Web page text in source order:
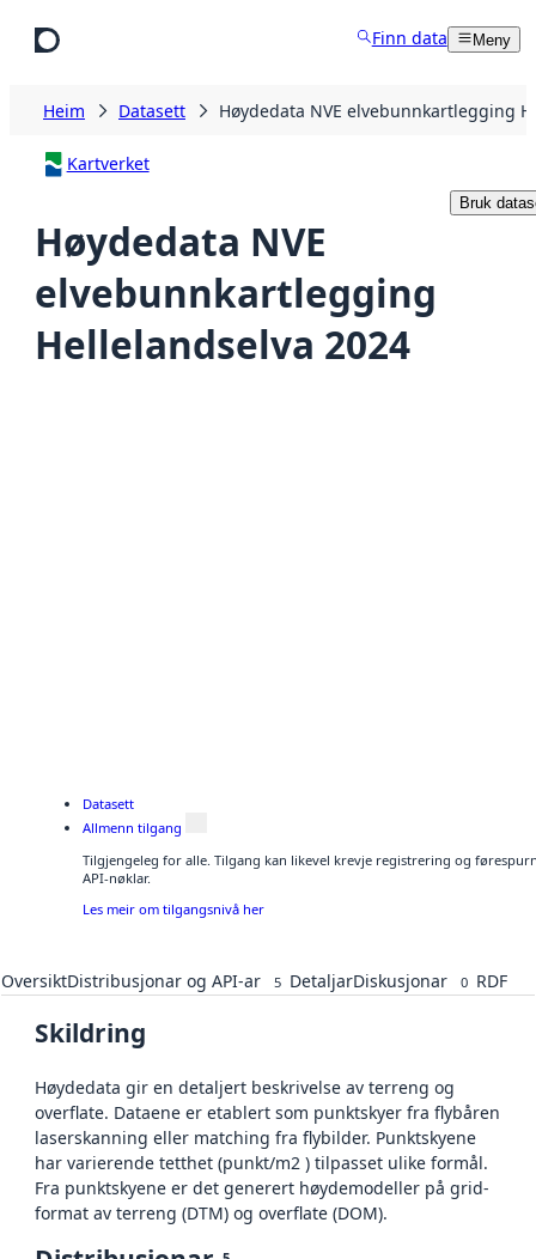
Finn data Meny
Heim Datasett Høydedata NVE elvebunnkartlegging
Kartverket
Høydedata NVE
elvebunnkartlegging
Hellelandselva 2024
Bruk
Datasett
Allmenn tilgang
Tilgjengeleg for alle. Tilgang kan likevel krevje registrering og
API-nøklar.
Les meir om tilgangsnivå her
OversiktDistribusjonar og API-ar 5 DetaljarDiskusjonar 0 RDF
Skildring
Høydedata gir en detaljert beskrivelse av terreng og
overflate. Dataene er etablert som punktskyer fra flybåren
laserskanning eller matching fra flybilder. Punktskyene
har varierende tetthet (punkt/m2 ) tilpasset ulike formål.
Fra punktskyene er det generert høydemodeller på grid-
format av terreng (DTM) og overflate (DOM).